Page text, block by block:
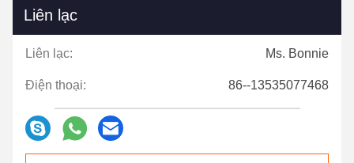
Liên lạc
Liên lạc: Ms. Bonnie
Điện thoại: 86--13535077468